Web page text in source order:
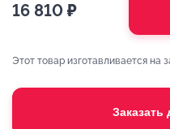
16 810 ₽
Этот товар изготавливается на